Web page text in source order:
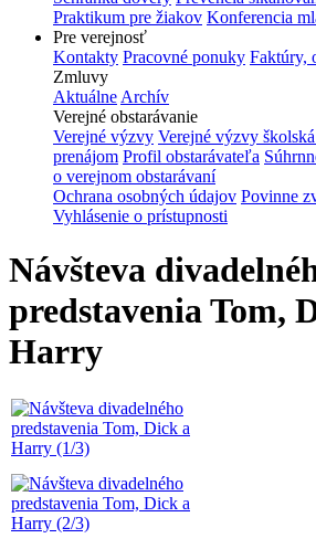
Praktikum pre žiakov Konferencia
Pre verejnosť
Kontakty Pracovné ponuky Faktúry,
Zmluvy
Aktuálne Archív
Verejné obstarávanie
Verejné výzvy Verejné výzvy
prenájom Profil obstarávateľa
o verejnom obstarávaní
Ochrana osobných údajov Povinne
Vyhlásenie o prístupnosti
Návšteva
predstavenia Tom,
Harry